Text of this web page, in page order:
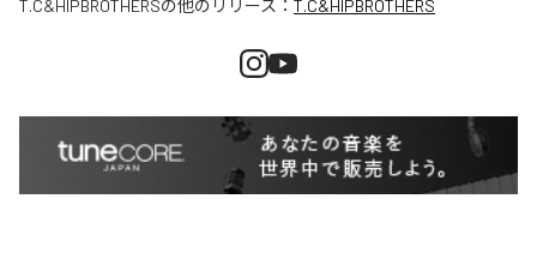
T.C&HIPBROTHERSの他のリリース： T.C&HIPBROTHERS